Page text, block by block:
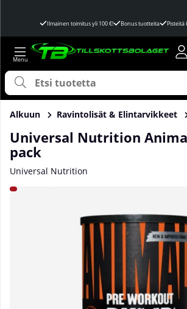
Ilmainen toimitus yli 100 €! Bonus tuotteita Pisteitä
Alkuun Ravintolisät & Elintarvikkeet
Universal Nutrition
pack
Universal Nutrition
Tuotekuvat Universal Nutrition Animal